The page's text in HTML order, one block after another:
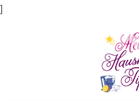
]